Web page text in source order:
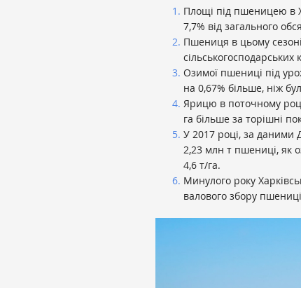
Площі під пшеницею в
7,7% від загального
Пшениця в цьому
Озимої пшениці під
на 0,67% більше, ніж
Ярицю в поточному
га більше за торішні
У 2017 році, за даними
2,23 млн т пшениці, як
4,6 т/га.
Минулого року
валового збору